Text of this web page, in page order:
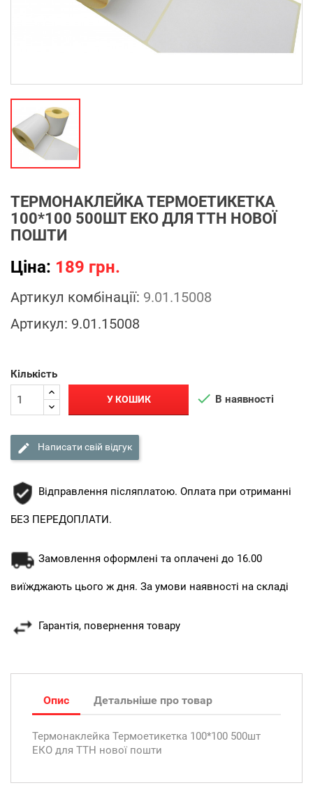
ТЕРМОНАКЛЕЙКА ТЕРМОЕТИКЕТКА
100*100 500ШТ ЕКО ДЛЯ ТТН НОВОЇ
ПОШТИ
Ціна: 189 грн.
Артикул комбінації: 9.01.15008
Артикул: 9.01.15008
Кількість
У КОШИК  В наявності
Написати свій відгук
Відправлення післяплатою. Оплата при отриманні
БЕЗ ПЕРЕДОПЛАТИ.
Замовлення оформлені та оплачені до 16.00
виїжджають цього ж дня. За умови наявності на складі
Гарантія, повернення товару
Опис Детальніше про товар
Термонаклейка Термоетикетка 100*100 500шт
ЕКО для ТТН нової пошти